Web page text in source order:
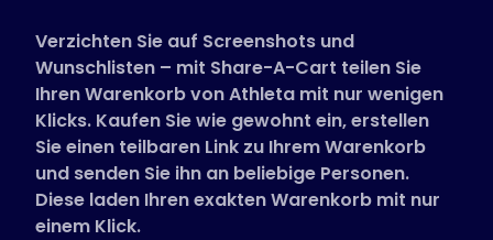
Deutsch (German)
Verzichten Sie auf Screenshots und
Wunschlisten – mit Share-A-Cart teilen Sie
Ihren Warenkorb von Athleta mit nur wenigen
Klicks. Kaufen Sie wie gewohnt ein, erstellen
Sie einen teilbaren Link zu Ihrem Warenkorb
und senden Sie ihn an beliebige Personen.
Diese laden Ihren exakten Warenkorb mit nur
einem Klick.